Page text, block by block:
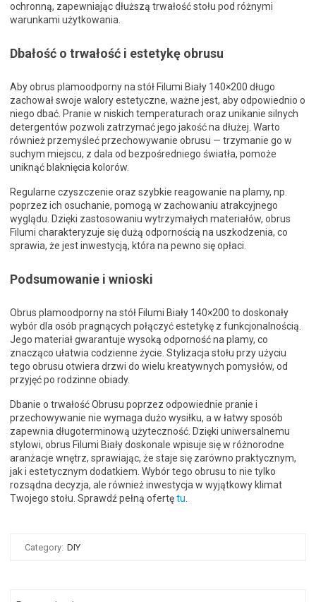
ochronną, zapewniając dłuższą trwałość stołu pod różnymi
warunkami użytkowania.
Dbałość o trwałość i estetykę obrusu
Aby obrus plamoodporny na stół Filumi Biały 140×200 długo
zachował swoje walory estetyczne, ważne jest, aby odpowiednio o
niego dbać. Pranie w niskich temperaturach oraz unikanie silnych
detergentów pozwoli zatrzymać jego jakość na dłużej. Warto
również przemyśleć przechowywanie obrusu — trzymanie go w
suchym miejscu, z dala od bezpośredniego światła, pomoże
uniknąć blaknięcia kolorów.
Regularne czyszczenie oraz szybkie reagowanie na plamy, np.
poprzez ich osuchanie, pomogą w zachowaniu atrakcyjnego
wyglądu. Dzięki zastosowaniu wytrzymałych materiałów, obrus
Filumi charakteryzuje się dużą odpornością na uszkodzenia, co
sprawia, że jest inwestycją, która na pewno się opłaci.
Podsumowanie i wnioski
Obrus plamoodporny na stół Filumi Biały 140×200 to doskonały
wybór dla osób pragnących połączyć estetykę z funkcjonalnością.
Jego materiał gwarantuje wysoką odporność na plamy, co
znacząco ułatwia codzienne życie. Stylizacja stołu przy użyciu
tego obrusu otwiera drzwi do wielu kreatywnych pomysłów, od
przyjęć po rodzinne obiady.
Dbanie o trwałość Obrusu poprzez odpowiednie pranie i
przechowywanie nie wymaga dużo wysiłku, a w łatwy sposób
zapewnia długoterminową użyteczność. Dzięki uniwersalnemu
stylowi, obrus Filumi Biały doskonale wpisuje się w różnorodne
aranżacje wnętrz, sprawiając, że staje się zarówno praktycznym,
jak i estetycznym dodatkiem. Wybór tego obrusu to nie tylko
rozsądna decyzja, ale również inwestycja w wyjątkowy klimat
Twojego stołu. Sprawdź pełną ofertętu
Category: DIY